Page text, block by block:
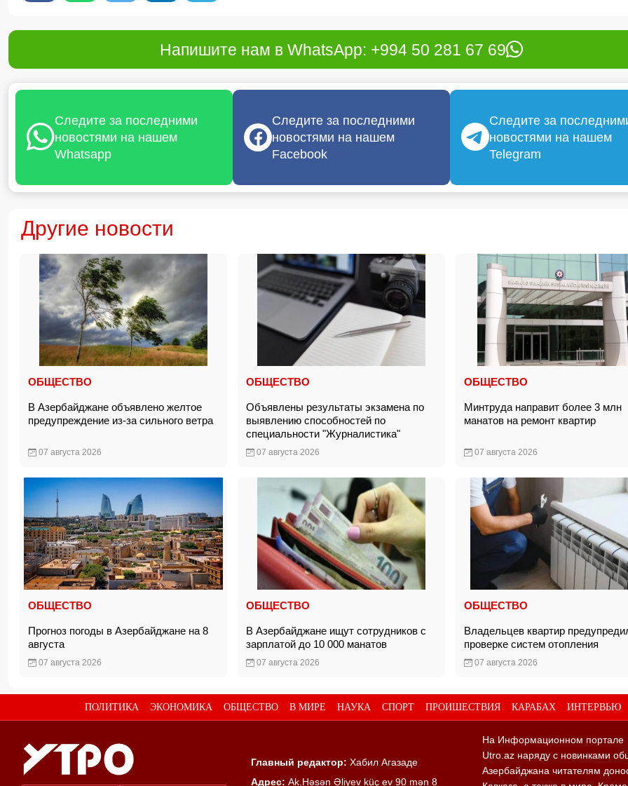
Напишите нам в WhatsApp: +994 50 281 67 69
Следите за последними
новостями на нашем
Whatsapp
Следите за последними
новостями на нашем
Facebook
Следите за
новостями на нашем
Telegram
Другие новости
ОБЩЕСТВО
В Азербайджане объявлено желтое
предупреждение из-за сильного ветра
07 августа 2026
ОБЩЕСТВО
Объявлены результаты экзамена по
выявлению способностей по
специальности "Журналистика"
07 августа 2026
ОБЩЕСТВО
Минтруда направит более 3 млн
манатов на ремонт квартир
07 августа 2026
ОБЩЕСТВО
Прогноз погоды в Азербайджане на 8
августа
07 августа 2026
ОБЩЕСТВО
В Азербайджане ищут сотрудников с
зарплатой до 10 000 манатов
07 августа 2026
ОБЩЕСТВО
Владельцев квартир
проверке систем отопления
07 августа 2026
ПОЛИТИКА ЭКОНОМИКА ОБЩЕСТВО В МИРЕ НАУКА СПОРТ ПРОИШЕСТВИЯ КАРАБАХ ИНТЕРВЬЮ
Главный редактор: Хабил Агазаде
Адрес: Ak.Həsən Əliyev küç ev 90 mən 8
На Информационном портале
Utro.az наряду с новинками
Азербайджана читателям